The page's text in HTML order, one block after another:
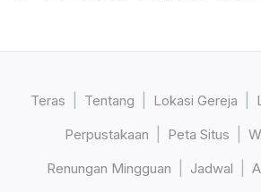
Teras Tentang Lokasi Gereja
Perpustakaan
Peta Situs
Renungan Mingguan
Jadwal